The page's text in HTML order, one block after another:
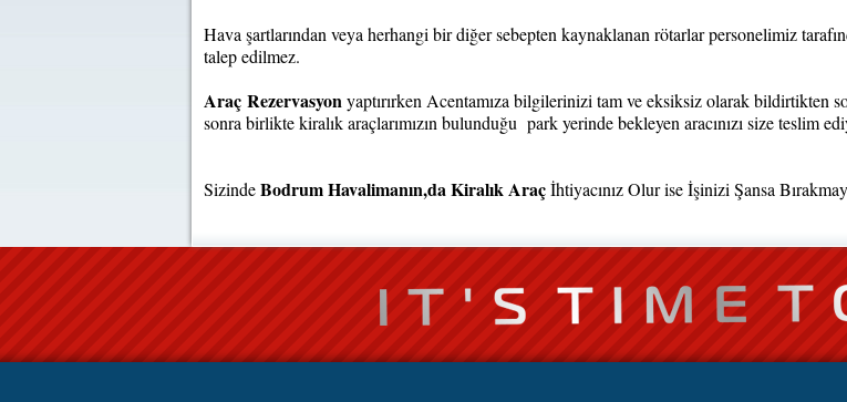
Hava şartlarından veya herhangi bir diğer sebepten kaynaklanan rötarlar personelimiz
talep edilmez.
Araç Rezervasyonyaptırırken Acentamıza bilgilerinizi tam ve eksiksiz olarak bildirtikten
sonra birlikte kiralık araçlarımızın bulunduğu park yerinde bekleyen aracınızı size teslim
SizindeBodrum Havalimanın,da Kiralık Araçİhtiyacınız Olur ise İşinizi Şansa